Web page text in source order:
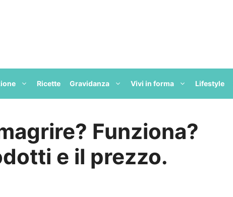
Ricette Gravidanza Vivi in forma Lifestyle
Funziona?
e il prezzo.